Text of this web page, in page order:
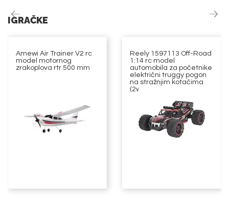
IGRAČKE
Amewi Air Trainer V2 rc
model motornog
zrakoplova rtr 500 mm
Reely 1597113 Off-Road
1:14 rc model
automobila za početnike
električni truggy pogon
na stražnjim kotačima
(2wd)